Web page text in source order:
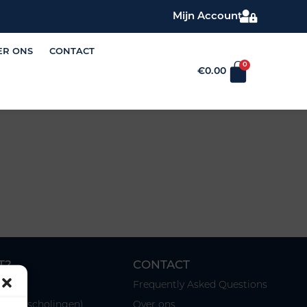
Mijn Account
ONS CONTACT
€0.00
0
CONTACT
Frequently Asked Questions